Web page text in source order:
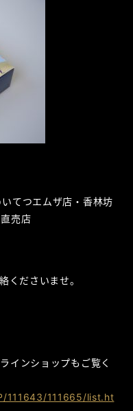
てつエムザ店・香林坊
売店
くださいませ。
インショップもご覧く
111643/111665/list.ht